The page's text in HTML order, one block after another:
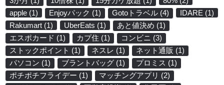
apple (1) Enjoyパック (1) Gotoトラベル (4) IDARE (1)
Rakumart (1) UberEats (1) あと値決め (1)
エスポカード (1) カプ住 (1) コンビニ (3)
ストックポイント (1) ネスレ (1) ネット通販 (1)
パソコン (1) ブラントバッグ (1) プロミス (1)
ポチポチフライデー (1) マッチングアプリ (2)